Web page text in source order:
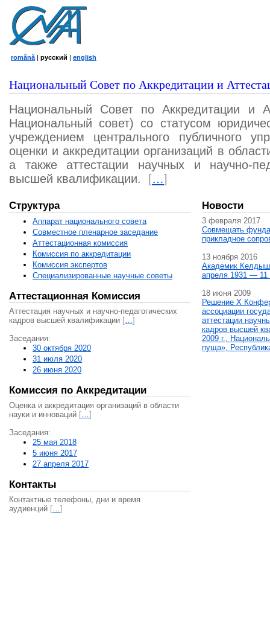
română | русский | english
Национальный Совет по Аккредитации и
Национальный Совет по Аккредитации и
Национальный совет) со статусом
учреждением центрального публичного
оценки и аккредитации организаций в
а также аттестации научных и научно-
высшей квалификации.
[…]
Структура
Аппарат национального совета
Совместное пленарное заседание
Аттестационная комисcия
Комиссия по аккредитации
Комиссия экспертов
Специализированные научные советы
Аттестационная Комиссия
Аттестация научных и научно-педагогических
кадров высшей квалификации […]
Заседания:
30 октября 2020
31 июля 2020
26 июня 2020
Комиссия по Аккредитации
Оценка и аккредитация организаций в области
науки и инноваций […]
Заседания:
25 мая 2018
5 июня 2017
27 апреля 2017
Контакты
Контактные телефоны, дни и время
аудиенций […]
Новости
3 февраля 2017
Совмещать
прикладное
13 ноября 2016
Академик
апреля 1931 — 11
18 июня 2009
Решение X
ассоциации
аттестации
кадров высшей
2009 г.,
пуща»,